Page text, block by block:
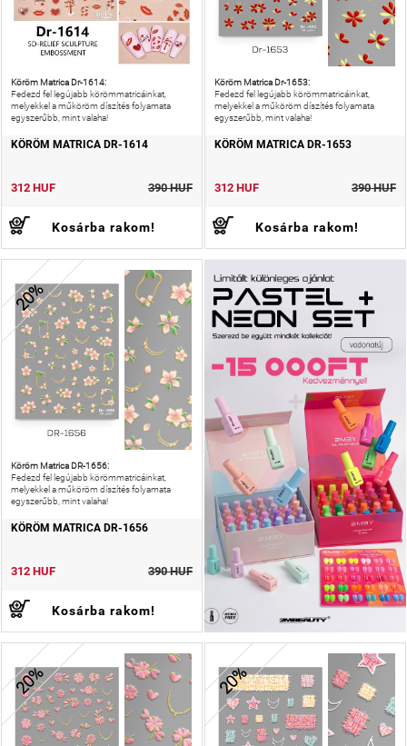
Köröm Matrica Dr-1614:
Fedezd fel legújabb körömmatricáinkat,
melyekkel a műköröm díszítés folyamata
egyszerűbb, mint valaha!
KÖRÖM MATRICA DR-1614
312 HUF 390 HUF
Kosárba rakom!
Köröm Matrica Dr-1653:
Fedezd fel legújabb körömmatricáinkat,
melyekkel a műköröm díszítés folyamata
egyszerűbb, mint valaha!
KÖRÖM MATRICA DR-1653
312 HUF 390 HUF
Kosárba rakom!
20%
Köröm Matrica DR-1656:
Fedezd fel legújabb körömmatricáinkat,
melyekkel a műköröm díszítés folyamata
egyszerűbb, mint valaha!
KÖRÖM MATRICA DR-1656
312 HUF 390 HUF
Kosárba rakom!
20% 20%